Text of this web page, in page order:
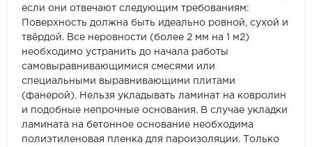
если они отвечают следующим требованиям:
Поверхность должна быть идеально ровной, сухой и
твёрдой. Все неровности (более 2 мм на 1 м2)
необходимо устранить до начала работы
самовыравнивающимися смесями или
специальными выравнивающими плитами
(фанерой). Нельзя укладывать ламинат на ковролин
и подобные непрочные основания. В случае укладки
ламината на бетонное основание необходима
полиэтиленовая пленка для пароизоляции. Только